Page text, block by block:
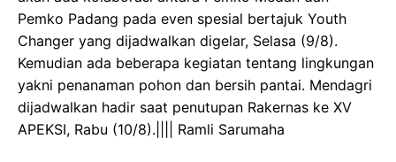
Pemko Padang pada even spesial bertajuk Youth
Changer yang dijadwalkan digelar, Selasa (9/8).
Kemudian ada beberapa kegiatan tentang lingkungan
yakni penanaman pohon dan bersih pantai. Mendagri
dijadwalkan hadir saat penutupan Rakernas ke XV
APEKSI, Rabu (10/8).|||| Ramli Sarumaha